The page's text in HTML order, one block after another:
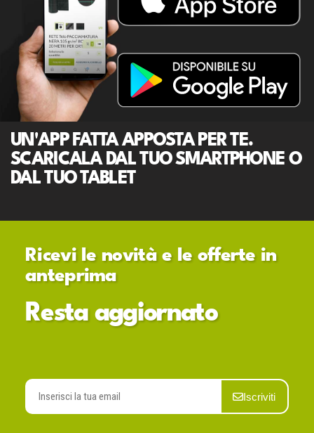
UN'APP FATTA APPOSTA PER TE.
SCARICALA DAL TUO SMARTPHONE O
DAL TUO TABLET
Ricevi le novità e le offerte in
anteprima
Resta aggiornato
Iscriviti